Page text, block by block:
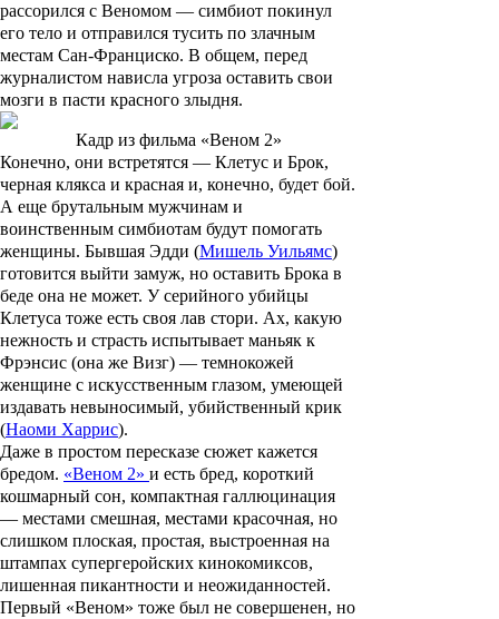
рассорился с Веномом — симбиот покинул
его тело и отправился тусить по злачным
местам Сан-Франциско. В общем, перед
журналистом нависла угроза оставить свои
мозги в пасти красного злыдня.
Кадр из фильма «Веном 2»
Конечно, они встретятся — Клетус и Брок,
черная клякса и красная и, конечно, будет бой.
А еще брутальным мужчинам и
воинственным симбиотам будут помогать
женщины. Бывшая Эдди (Мишель Уильямс)
готовится выйти замуж, но оставить Брока в
беде она не может. У серийного убийцы
Клетуса тоже есть своя лав стори. Ах, какую
нежность и страсть испытывает маньяк к
Фрэнсис (она же Визг) — темнокожей
женщине с искусственным глазом, умеющей
издавать невыносимый, убийственный крик
(Наоми Харрис).
Даже в простом пересказе сюжет кажется
бредом. «Веном 2» и есть бред, короткий
кошмарный сон, компактная галлюцинация
— местами смешная, местами красочная, но
слишком плоская, простая, выстроенная на
штампах супергеройских кинокомиксов,
лишенная пикантности и неожиданностей.
Первый «Веном» тоже был не совершенен, но